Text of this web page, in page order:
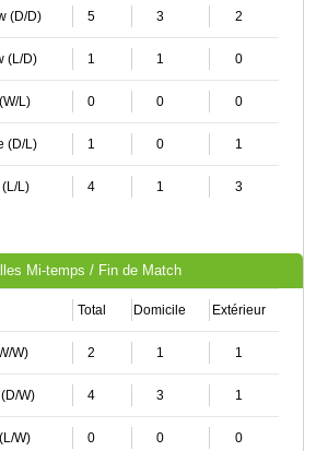
(D/D) 5 3 2
(L/D) 1 1 0
L) 0 0 0
(D/L) 1 0 1
L) 4 1 3
Mi-temps / Fin de Match
Total Domicile Extérieur
W) 2 1 1
W) 4 3 1
W) 0 0 0